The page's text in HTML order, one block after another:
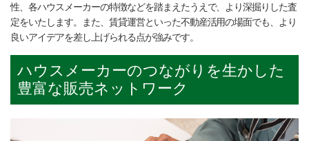
性、各ハウスメーカーの特徴などを踏まえたうえで、より深掘りした査
定をいたします。また、賃貸運営といった不動産活用の場面でも、より
良いアイデアを差し上げられる点が強みです。
ハウスメーカーのつながりを生かした
豊富な販売ネットワーク